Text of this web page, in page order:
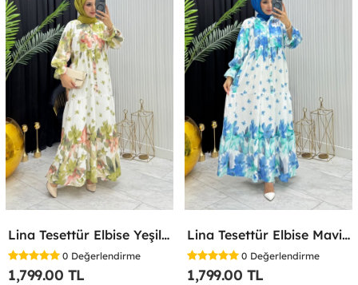
Lina Tesettür Elbise Yeşil Yeşil
0 Değerlendirme
1,799.00 TL
Lina Tesettür Elbise Mavi Mavi
0 Değerlendirme
1,799.00 TL